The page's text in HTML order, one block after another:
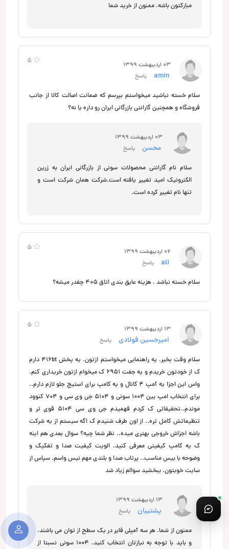
مبارکتون باشه. ممنون از خرید شما
5 03 اردیبهشت 1399
پاسخ
سلام خسته نباشید میخواستم بپرسم که ضمانت اصالت کالا از جانب
فروشگاه و همچنین گارانتی بازرگانی ایران رو داره یا نه؟
03 اردیبهشت 1399
محسن پاسخ
سلام نام گارانتی محصولات سونی از بازرگانی ایران به زرین
الکترونیک امید تغییر یافته است.شرکت همان شرکت است و
تنها نام تغییر کرده است.
5 06 اردیبهشت 1399
پاسخ
سلام خسته نباشد . هزینه عایق بندی اتاق 405 چقدر میشه؟
5 13 اردیبهشت 1399
امیرحسین فولادی پاسخ
سلام وقت بخیر. یه راهنمایی میخواستم ازتون. یه پخش 416bt دارم
ک از خودتون خریدم و یه جفت 6951 ک میخوام ازتون خریداری کنم.
واس این اجزا یه آمپ 4 کانال و یه کامپ برای استیج جلو لازم دارم..
برای انتخاب امپ بین 1004 سونی و 5104 جی وی سی و 704 کنوود
موندم..تحقیقاتی ک کردم فهمیدم جی وی سی 5104 قوی تر و
تنظیماتش کامل تره.. از اون طرف شنیدم ک اگه سیستم از یه شرکت
باشه اجزاش خروجی بهتری میده.. نظر شما چیه؟ سوال بعدی هم اینه
ک یه کامپ کیفیتی معرفی کنید. الویت کیفیت صدا و تفکیک و
وضوحه با بیس مناسب.. پرتاب صدا و بلندی مهم نیس واسم. سپاس از
سایت خوبتون. ببخشید سوالم زیاد شد
13 اردیبهشت 1399
پشتیبان پاسخ
ممنون از شما. هر سه آمپلی فایر در یک سطح از توان می باشند.
و باید با توجه به نیازتان انتخاب کنید. 1004 سونی نسبتا از